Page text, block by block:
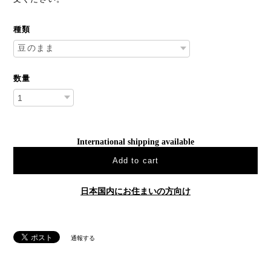
種類
数量
International shipping available
Add to cart
日本国内にお住まいの方向け
通報する